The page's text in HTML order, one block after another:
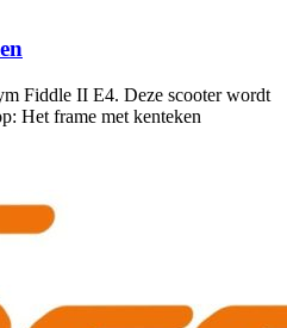
Fiddle II E4. Deze scooter wordt
Het frame met kenteken